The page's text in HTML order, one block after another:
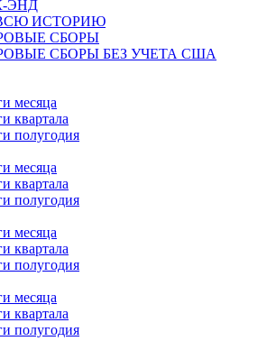
ЭНД
ИСТОРИЮ
СБОРЫ
СБОРЫ БЕЗ УЧЕТА США
месяца
квартала
полугодия
месяца
квартала
полугодия
месяца
квартала
полугодия
месяца
квартала
полугодия